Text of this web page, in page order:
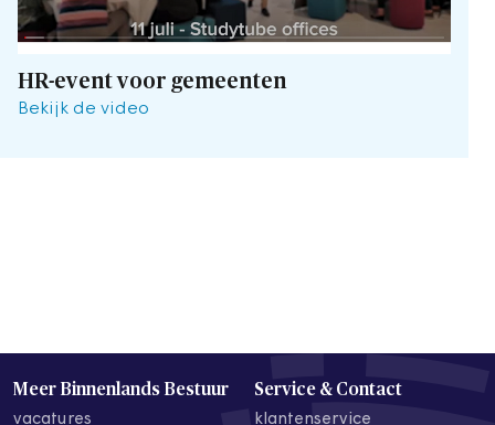
HR-event voor gemeenten
Bekijk de video
Meer Binnenlands Bestuur
vacatures
Service & Contact
klantenservice